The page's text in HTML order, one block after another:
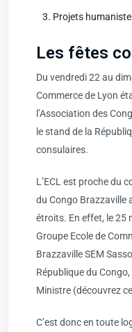
Projets
Les fêtes
Du vendredi 22 au
Commerce de Lyon
l’Association des
le stand de la
consulaires.
L’ECL est proche du
du Congo Brazzaville
étroits. En effet, le 25
Groupe Ecole de
Brazzaville SEM
République du
Ministre (découvrez
C’est donc en toute